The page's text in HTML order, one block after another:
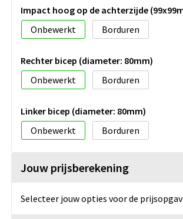
Impact hoog op de achterzijde
Onbewerkt
Borduren
Rechter bicep (diameter: 80mm)
Onbewerkt
Borduren
Linker bicep (diameter: 80mm)
Onbewerkt
Borduren
Jouw prijsberekening
Selecteer jouw opties voor de